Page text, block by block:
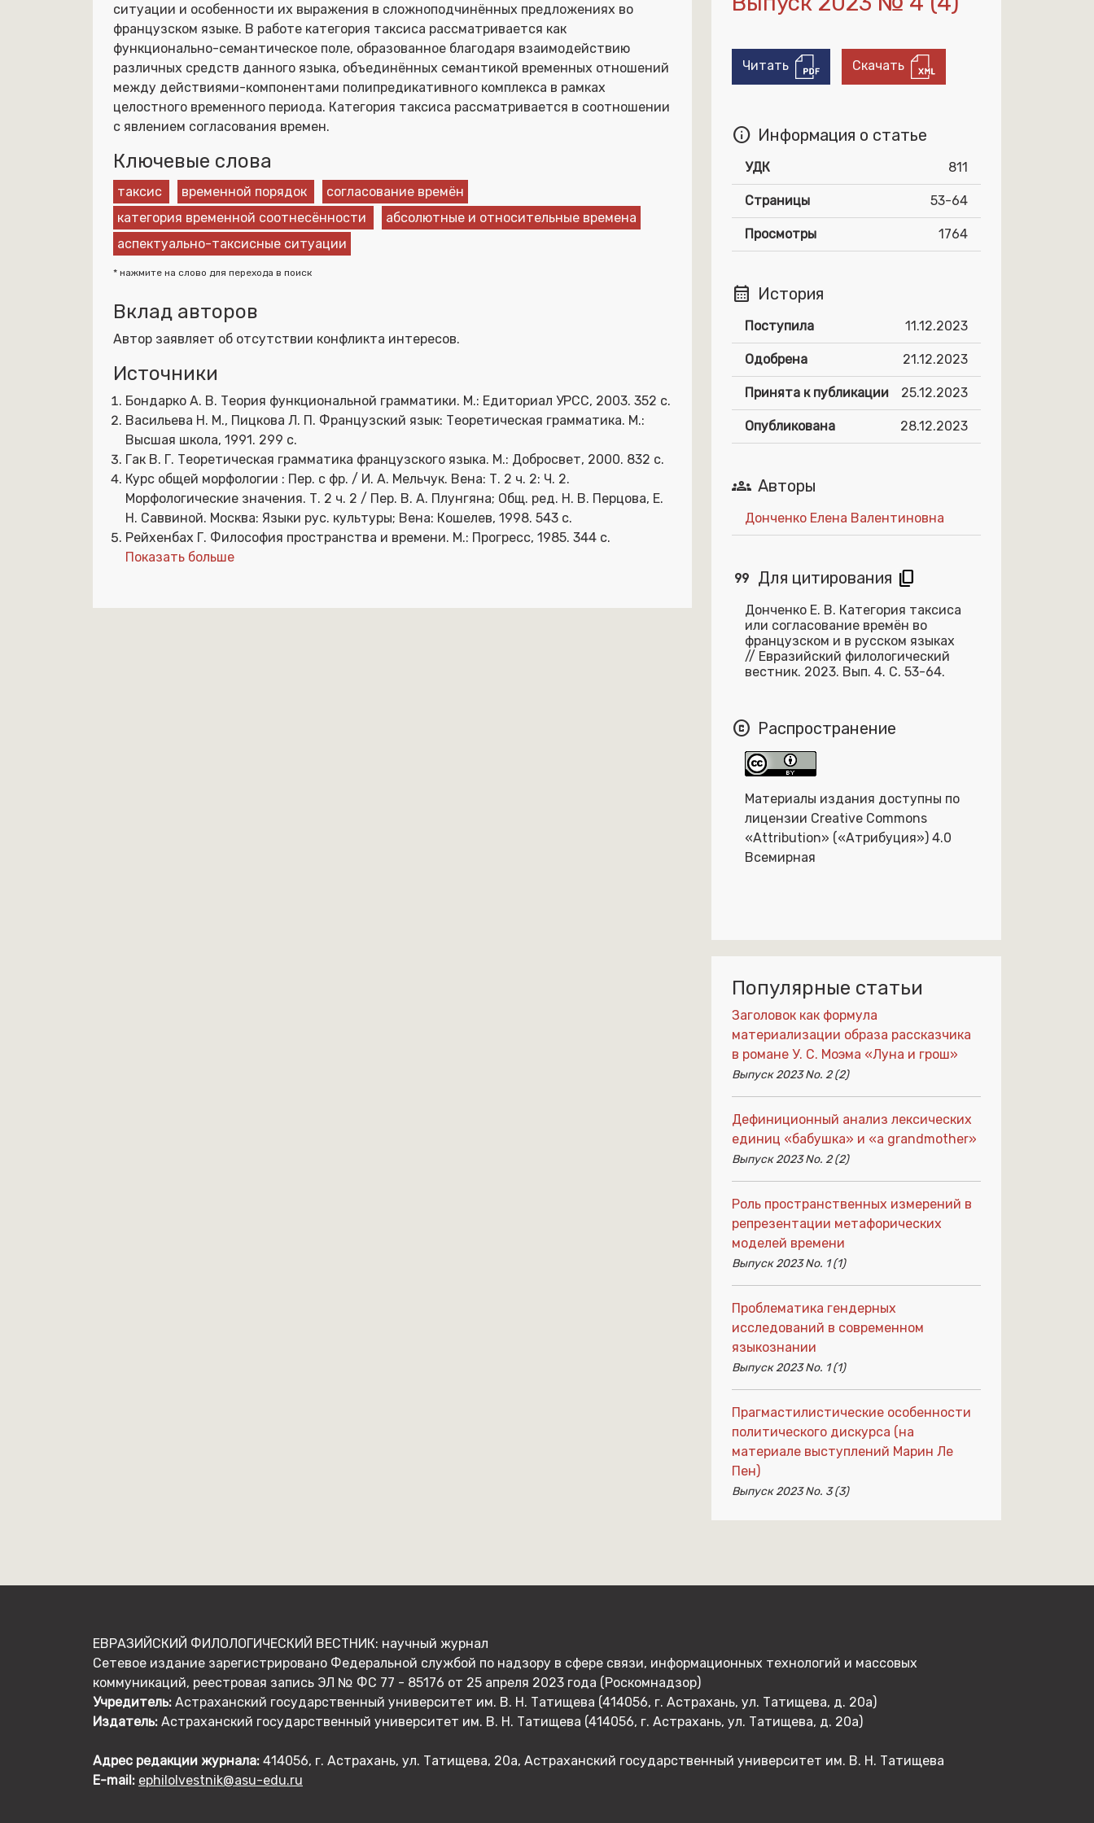
ситуации и особенности их выражения в сложноподчинённых предложениях во
французском языке. В работе категория таксиса рассматривается как
функционально-семантическое поле, образованное благодаря взаимодействию
различных средств данного языка, объединённых семантикой временных отношений
между действиями-компонентами полипредикативного комплекса в рамках
целостного временного периода. Категория таксиса рассматривается в соотношении
с явлением согласования времен.
Ключевые слова
таксис временной порядок
согласование времён
категория временной соотнесённости
абсолютные и относительные времена
аспектуально-таксисные ситуации
* нажмите на слово для перехода в поиск
Вклад авторов
Автор заявляет об отсутствии конфликта интересов.
Источники
Бондарко А. В. Теория функциональной грамматики. М.: Едиториал УРСС, 2003. 352 с.
Васильева Н. М., Пицкова Л. П. Французский язык: Теоретическая грамматика. М.:
Высшая школа, 1991. 299 с.
Гак В. Г. Теоретическая грамматика французского языка. М.: Добросвет, 2000. 832 с.
Курс общей морфологии : Пер. с фр. / И. А. Мельчук. Вена: Т. 2 ч. 2: Ч. 2.
Морфологические значения. Т. 2 ч. 2 / Пер. В. А. Плунгяна; Общ. ред. Н. В. Перцова, Е.
Н. Саввиной. Москва: Языки рус. культуры; Вена: Кошелев, 1998. 543 с.
Рейхенбах Г. Философия пространства и времени. М.: Прогресс, 1985. 344 с.
Показать больше
Читать Скачать
info Информация о статье
УДК 811
Страницы 53-64
Просмотры 1764
calendar_month История
Поступила 11.12.2023
Одобрена 21.12.2023
Принята к публикации 25.12.2023
Опубликована 28.12.2023
groups Авторы
Донченко Елена Валентиновна
format_quote Для цитирования content_copy
Донченко Е. В. Категория таксиса
или согласование времён во
французском и в русском языках
// Евразийский филологический
вестник. 2023. Вып. 4. С. 53-64.
copyright Распространение
Материалы издания доступны по
лицензии Creative Commons
«Attribution» («Атрибуция») 4.0
Всемирная
Популярные статьи
Заголовок как формула
материализации образа рассказчика
в романе У. С. Моэма «Луна и грош»
Выпуск 2023 No. 2 (2)
Дефиниционный анализ лексических
единиц «бабушка» и «a grandmother»
Выпуск 2023 No. 2 (2)
Роль пространственных измерений в
репрезентации метафорических
моделей времени
Выпуск 2023 No. 1 (1)
Проблематика гендерных
исследований в современном
языкознании
Выпуск 2023 No. 1 (1)
Прагмастилистические особенности
политического дискурса (на
материале выступлений Марин Ле
Пен)
Выпуск 2023 No. 3 (3)
ЕВРАЗИЙСКИЙ ФИЛОЛОГИЧЕСКИЙ ВЕСТНИК: научный журнал
Сетевое издание зарегистрировано Федеральной службой по надзору в сфере связи, информационных технологий и массовых
коммуникаций, реестровая запись ЭЛ № ФС 77 - 85176 от 25 апреля 2023 года (Роскомнадзор)
Учредитель: Астраханский государственный университет им. В. Н. Татищева (414056, г. Астрахань, ул. Татищева, д. 20а)
Издатель: Астраханский государственный университет им. В. Н. Татищева (414056, г. Астрахань, ул. Татищева, д. 20а)
Адрес редакции журнала: 414056, г. Астрахань, ул. Татищева, 20а, Астраханский государственный университет им. В. Н. Татищева
E-mail: ephilolvestnik@asu-edu.ru